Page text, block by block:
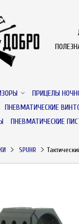
ПРИЦЕЛЫ
ПНЕВМАТИЧЕСКИЕ
ПНЕВМАТИЧЕСКИЕ
SPUHR